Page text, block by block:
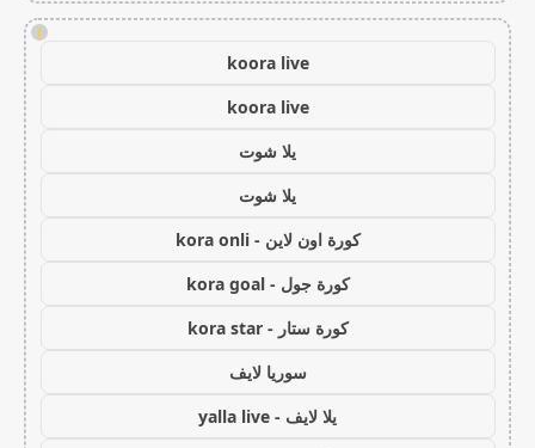
!
koora live
koora live
يلا شوت
يلا شوت
كورة اون لاين - kora onli
كورة جول - kora goal
كورة ستار - kora star
سوريا لايف
يلا لايف - yalla live